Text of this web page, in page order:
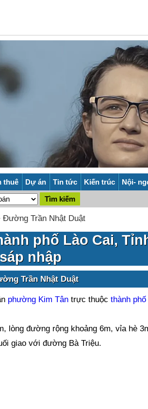
thuê Dự án Tin tức Kiến trúc Nội-
Đường Trần Nhật Duật
phố Lào Cai,
nhập
Trần Nhật Duật
phường Kim Tântrực thuộc thành phố
lòng đường rộng khoảng 6m, vỉa hè
giao với đường Bà Triệu.